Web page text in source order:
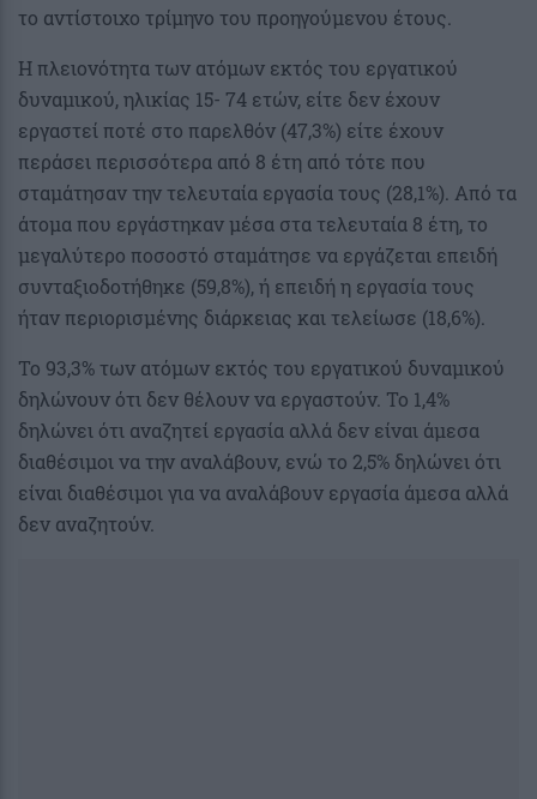
το αντίστοιχο τρίμηνο του προηγούμενου έτους.
Η πλειονότητα των ατόμων εκτός του εργατικού
δυναμικού, ηλικίας 15- 74 ετών, είτε δεν έχουν
εργαστεί ποτέ στο παρελθόν (47,3%) είτε έχουν
περάσει περισσότερα από 8 έτη από τότε που
σταμάτησαν την τελευταία εργασία τους (28,1%). Από τα
άτομα που εργάστηκαν μέσα στα τελευταία 8 έτη, το
μεγαλύτερο ποσοστό σταμάτησε να εργάζεται επειδή
συνταξιοδοτήθηκε (59,8%), ή επειδή η εργασία τους
ήταν περιορισμένης διάρκειας και τελείωσε (18,6%).
Το 93,3% των ατόμων εκτός του εργατικού δυναμικού
δηλώνουν ότι δεν θέλουν να εργαστούν. Το 1,4%
δηλώνει ότι αναζητεί εργασία αλλά δεν είναι άμεσα
διαθέσιμοι να την αναλάβουν, ενώ το 2,5% δηλώνει ότι
είναι διαθέσιμοι για να αναλάβουν εργασία άμεσα αλλά
δεν αναζητούν.